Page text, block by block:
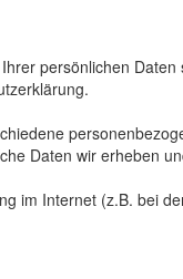
persönlichen
Daten wir erheben
im Internet (z.B. bei